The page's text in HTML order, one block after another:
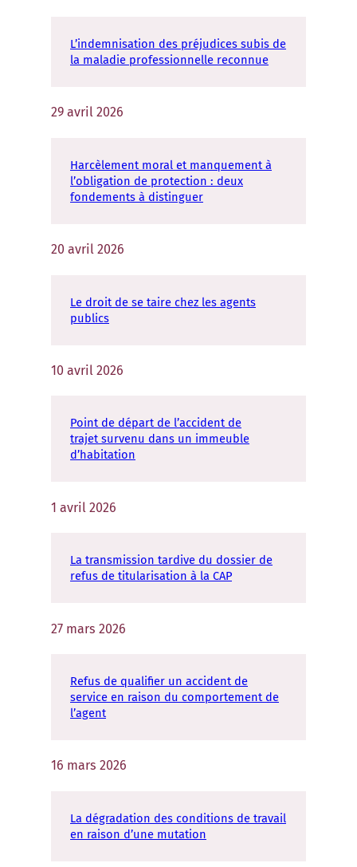
L’indemnisation des préjudices subis de
la maladie professionnelle reconnue
29 avril 2026
Harcèlement moral et manquement à
l’obligation de protection : deux
fondements à distinguer
20 avril 2026
Le droit de se taire chez les agents
publics
10 avril 2026
Point de départ de l’accident de
trajet survenu dans un immeuble
d’habitation
1 avril 2026
La transmission tardive du dossier de
refus de titularisation à la CAP
27 mars 2026
Refus de qualifier un accident de
service en raison du comportement de
l’agent
16 mars 2026
La dégradation des conditions de travail
en raison d’une mutation